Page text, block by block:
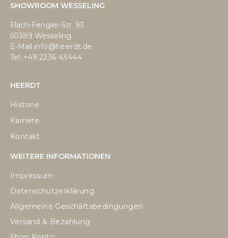
SHOWROOM WESSELING
Flach-Fengler-Str. 93
50389 Wesseling
E-Mail info@heerdt.de
Tel: +49 2236 43444
HEERDT
Historie
Karriere
Kontakt
WEITERE INFORMATIONEN
Impressum
Datenschutzerklärung
Allgemeine Geschäftsbedingungen
Versand & Bezahlung